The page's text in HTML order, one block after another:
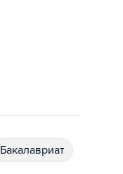
бакалавриат